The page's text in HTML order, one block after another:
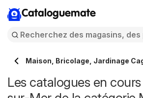
Cataloguemate
Maison, Bricolage, Jardinage
Les catalogues en